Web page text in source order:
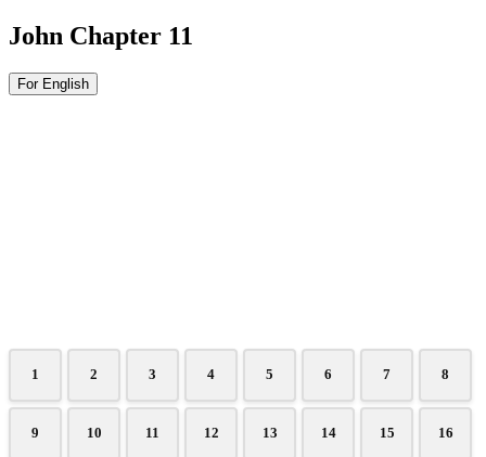
John Chapter 11
For English
1 2 3 4 5 6 7 8
9 10 11 12 13 14 15 16